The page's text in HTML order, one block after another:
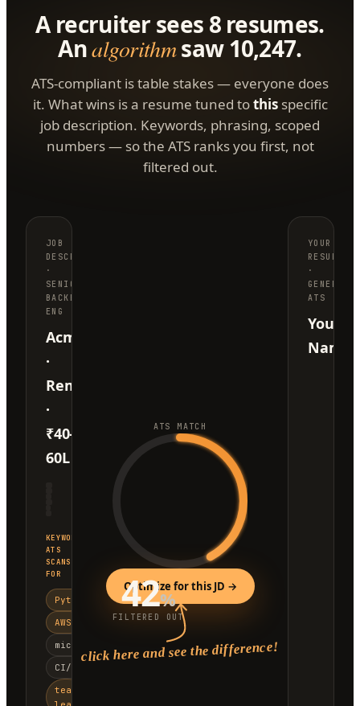
A recruiter sees 8 resumes.
Analgorithmsaw 10,247.
ATS-compliant is table stakes — everyone does
it. What wins is a resume tuned tothis specific
job description. Keywords, phrasing, scoped
numbers — so the ATS ranks you first, not
filtered out.
JOB
DESCRIPTION
·
SENIOR
BACKEND
ENG
Acme
·
Remote
·
₹40-
60L
KEYWORDS
ATS
SCANS
FOR
Python
AWS
microservices
CI/CD
team
ATS MATCH
42%
FILTERED OUT
Optimize for this JD →
click here and see the difference!
YOUR
RESUME
·
GENERIC
ATS
Your
Name